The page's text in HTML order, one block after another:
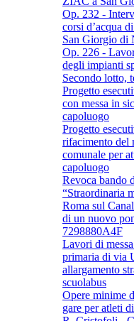
Op. 232 -
corsi d’acqua
San Giorgio di
Op. 226 -
degli impianti
Secondo lotto,
Progetto
con messa in
capoluogo
Progetto
rifacimento del
comunale per
capoluogo
Revoca bando
“Straordinaria
Roma sul
di un nuovo
7298880A4F
Lavori di
primaria di via
allargamento
scuolabus
Opere minime
gare per atleti